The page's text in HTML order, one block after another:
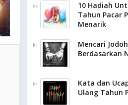
10 Hadiah
Tahun Pacar
Menarik
Mencari Jodoh
Berdasarkan
Kata dan
Ulang Tahun